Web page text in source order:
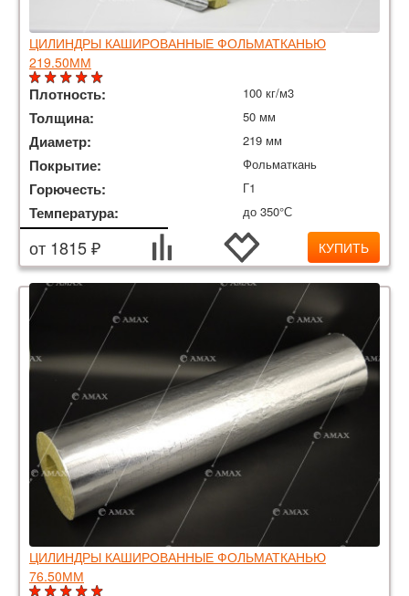
ЦИЛИНДРЫ КАШИРОВАННЫЕ ФОЛЬМАТКАНЬЮ
219.50ММ
Плотность: 100 кг/м3
Толщина: 50 мм
Диаметр: 219 мм
Покрытие: Фольматкань
Горючесть: Г1
Температура: до 350°С
от 1815 ₽ КУПИТЬ
ЦИЛИНДРЫ КАШИРОВАННЫЕ ФОЛЬМАТКАНЬЮ
76.50ММ